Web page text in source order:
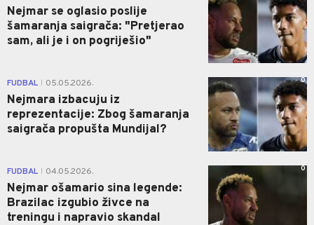
Nejmar se oglasio poslije
šamaranja saigrača: "Pretjerao
sam, ali je i on pogriješio"
FUDBAL 05.05.2026.
Nejmara izbacuju iz
reprezentacije: Zbog šamaranja
saigrača propušta Mundijal?
0
FUDBAL 04.05.2026.
Nejmar ošamario sina legende:
Brazilac izgubio živce na
treningu i napravio skandal
0